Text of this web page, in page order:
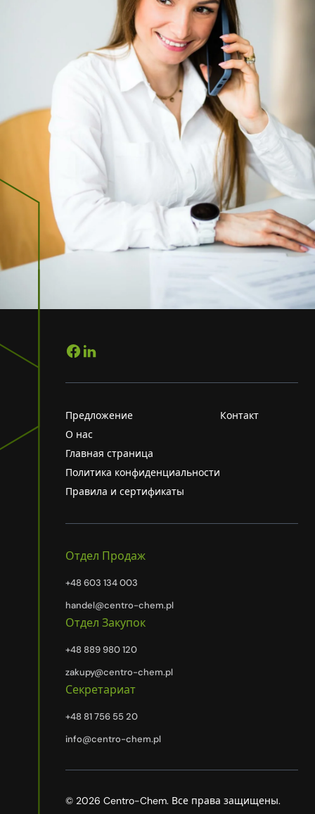
Предложение
О нас
Главная страница
Политика конфиденциальности
Правила и сертификаты
Контакт
Отдел Продаж
+48 603 134 003
handel@centro-chem.pl
Отдел Закупок
+48 889 980 120
zakupy@centro-chem.pl
Секретариат
+48 81 756 55 20
info@centro-chem.pl
© 2026 Centro-Chem. Все права защищены.